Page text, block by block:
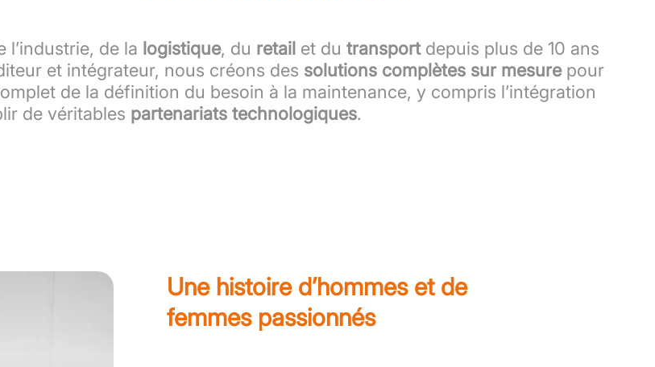
de la logistique, du retail et du transportdepuis plus de 10 ans
et intégrateur, nous créons des solutions complètes sur mesurepour
de la définition du besoin à la maintenance, y compris l’intégration
de véritables partenariats technologiques.
Une histoire d’hommes et de
femmes passionnés